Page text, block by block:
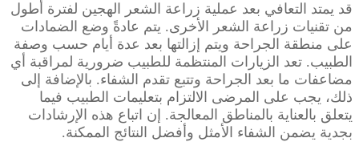
قد يمتد التعافي بعد عملية زراعة الشعر الهجين لفترة أطول
من تقنيات زراعة الشعر الأخرى. يتم عادةً وضع الضمادات
على منطقة الجراحة ويتم إزالتها بعد عدة أيام حسب وصفة
الطبيب. تعد الزيارات المنتظمة للطبيب ضرورية لمراقبة أي
مضاعفات ما بعد الجراحة وتتبع تقدم الشفاء. بالإضافة إلى
ذلك، يجب على المرضى الالتزام بتعليمات الطبيب فيما
يتعلق بالعناية بالمناطق المعالجة. إن اتباع هذه الإرشادات
بجدية يضمن الشفاء الأمثل وأفضل النتائج الممكنة.